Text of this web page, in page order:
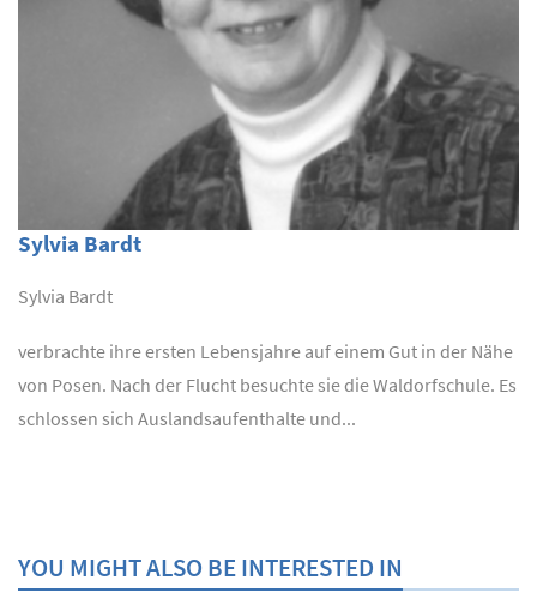
Sylvia Bardt
Sylvia Bardt
verbrachte ihre ersten Lebensjahre auf einem Gut in der Nähe
von Posen. Nach der Flucht besuchte sie die Waldorfschule. Es
schlossen sich Auslandsaufenthalte und...
YOU MIGHT ALSO BE INTERESTED IN